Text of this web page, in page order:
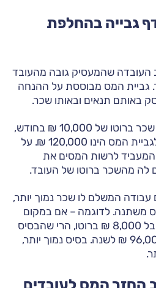
גבייה בהחלפת
העובדה שהמעסיק גובה מהעובד
גביית המס מבוססת על ההנחה
באותם תנאים ובאותו שכר.
כך למשל, אם עובד מקבל שכר ברוטו של 10,000 ₪ בחודש,
זה אומר שהבסיס השנתי לגביית המס הינו 120,000 ₪. על
לרשות המסים את
לה מהשכר ברוטו של העובד.
המשלם לו שכר נמוך יותר,
משתנה. לדוגמה – אם במקום
העבודה החדש העובד מקבל 8,000 ₪ ברוטו, הרי שהבסיס
החדש לצורך המס יהיה 96,000 ₪ לשנה. בסיס נמוך יותר,